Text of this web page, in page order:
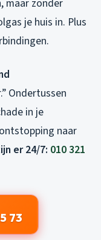
maar zonder
je huis in. Plus
Ondertussen
in je
naar
er 24/7: 010 321
73